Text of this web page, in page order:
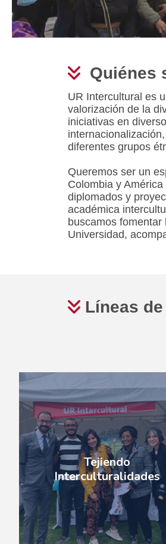
Quiénes
UR Intercultural es
valorización de la
iniciativas en
diferentes grupos
Queremos ser un
Colombia y
diplomados y
académica
buscamos
Universidad,
Líneas de
Tejiendo
Interculturalidades